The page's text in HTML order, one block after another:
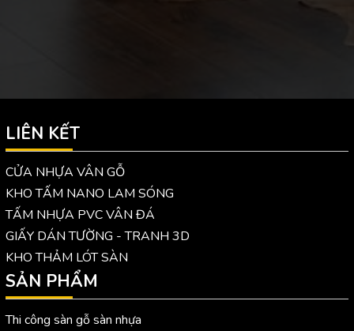
LIÊN KẾT
CỬA NHỰA VÂN GỖ
KHO TẤM NANO LAM SÓNG
TẤM NHỰA PVC VÂN ĐÁ
GIẤY DÁN TƯỜNG - TRANH 3D
KHO THẢM LÓT SÀN
SẢN PHẨM
Thi công sàn gỗ sàn nhựa